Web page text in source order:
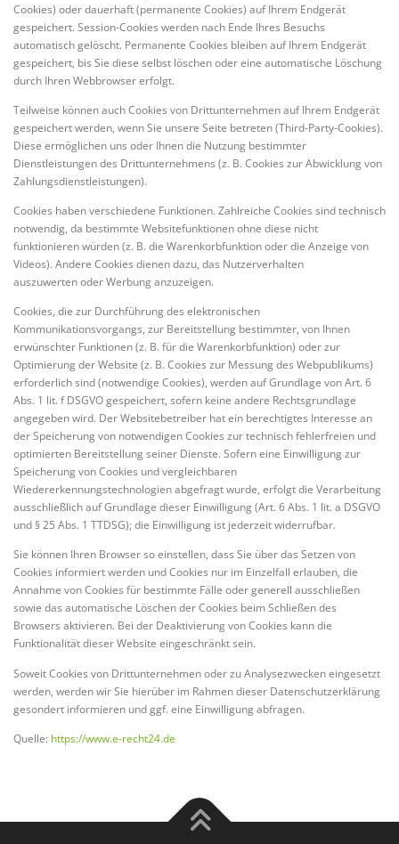
Cookies) oder dauerhaft (permanente Cookies) auf Ihrem Endgerät
gespeichert. Session-Cookies werden nach Ende Ihres Besuchs
automatisch gelöscht. Permanente Cookies bleiben auf Ihrem Endgerät
gespeichert, bis Sie diese selbst löschen oder eine automatische Löschung
durch Ihren Webbrowser erfolgt.
Teilweise können auch Cookies von Drittunternehmen auf Ihrem Endgerät
gespeichert werden, wenn Sie unsere Seite betreten (Third-Party-Cookies).
Diese ermöglichen uns oder Ihnen die Nutzung bestimmter
Dienstleistungen des Drittunternehmens (z. B. Cookies zur Abwicklung von
Zahlungsdienstleistungen).
Cookies haben verschiedene Funktionen. Zahlreiche Cookies sind technisch
notwendig, da bestimmte Websitefunktionen ohne diese nicht
funktionieren würden (z. B. die Warenkorbfunktion oder die Anzeige von
Videos). Andere Cookies dienen dazu, das Nutzerverhalten
auszuwerten oder Werbung anzuzeigen.
Cookies, die zur Durchführung des elektronischen
Kommunikationsvorgangs, zur Bereitstellung bestimmter, von Ihnen
erwünschter Funktionen (z. B. für die Warenkorbfunktion) oder zur
Optimierung der Website (z. B. Cookies zur Messung des Webpublikums)
erforderlich sind (notwendige Cookies), werden auf Grundlage von Art. 6
Abs. 1 lit. f DSGVO gespeichert, sofern keine andere Rechtsgrundlage
angegeben wird. Der Websitebetreiber hat ein berechtigtes Interesse an
der Speicherung von notwendigen Cookies zur technisch fehlerfreien und
optimierten Bereitstellung seiner Dienste. Sofern eine Einwilligung zur
Speicherung von Cookies und vergleichbaren
Wiedererkennungstechnologien abgefragt wurde, erfolgt die Verarbeitung
ausschließlich auf Grundlage dieser Einwilligung (Art. 6 Abs. 1 lit. a DSGVO
und § 25 Abs. 1 TTDSG); die Einwilligung ist jederzeit widerrufbar.
Sie können Ihren Browser so einstellen, dass Sie über das Setzen von
Cookies informiert werden und Cookies nur im Einzelfall erlauben, die
Annahme von Cookies für bestimmte Fälle oder generell ausschließen
sowie das automatische Löschen der Cookies beim Schließen des
Browsers aktivieren. Bei der Deaktivierung von Cookies kann die
Funktionalität dieser Website eingeschränkt sein.
Soweit Cookies von Drittunternehmen oder zu Analysezwecken eingesetzt
werden, werden wir Sie hierüber im Rahmen dieser Datenschutzerklärung
gesondert informieren und ggf. eine Einwilligung abfragen.
Quelle: https://www.e-recht24.de